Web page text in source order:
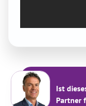
Ist
Partner